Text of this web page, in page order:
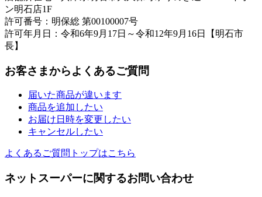
ン明石店1F
許可番号：明保総 第00100007号
許可年月日：令和6年9月17日～令和12年9月16日【明石市
長】
お客さまからよくあるご質問
届いた商品が違います
商品を追加したい
お届け日時を変更したい
キャンセルしたい
よくあるご質問トップはこちら
ネットスーパーに関するお問い合わせ